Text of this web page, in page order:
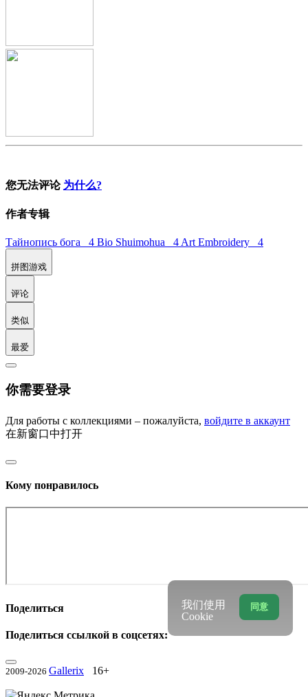
您无法评论 为什么?
作者专辑
Тайнопись бога 4 Bio Shuimohua 4Art Embroidery 4
拼图游戏
评论
类似
最爱
你需要登录
Для работы с коллекциями – пожалуйста, войдите в аккаунт
在新窗口中打开
Кому понравилось
Поделиться
Поделиться ссылкой в соцсетях:
2009-2026 Gallerix 16+
同意
我们使用
Cookie